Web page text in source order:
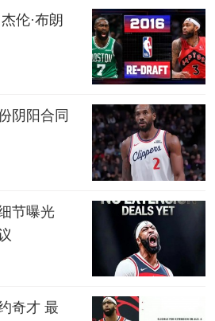
伦·布朗
阴阳合同
节曝光
奇才 最